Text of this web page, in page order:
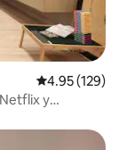
Calificación
4.95 (129)
y